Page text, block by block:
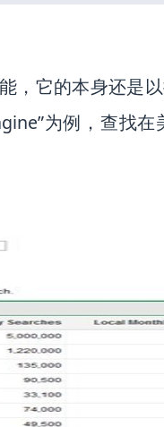
，它的本身还是
为例，查找